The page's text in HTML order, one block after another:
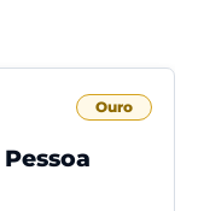
Ouro